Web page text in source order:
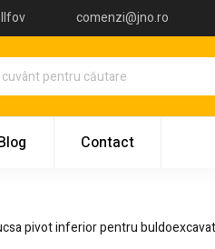
comenzi@jno.ro
Contact
pivot inferior pentru